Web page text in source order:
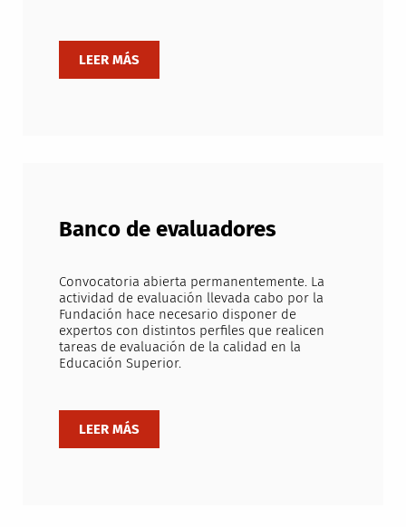
Banco de evaluadores
Convocatoria abierta permanentemente. La
actividad de evaluación llevada cabo por la
Fundación hace necesario disponer de
expertos con distintos perfiles que realicen
tareas de evaluación de la calidad en la
Educación Superior.